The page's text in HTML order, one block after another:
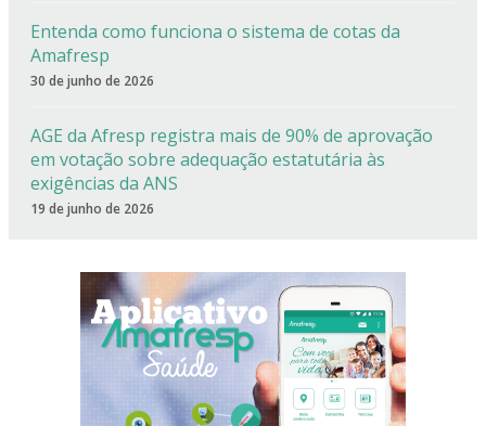
Entenda como funciona o sistema de cotas da
Amafresp
30 de junho de 2026
AGE da Afresp registra mais de 90% de aprovação
em votação sobre adequação estatutária às
exigências da ANS
19 de junho de 2026